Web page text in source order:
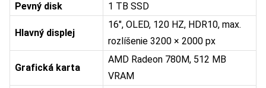
Pevný disk
1 TB SSD
Hlavný displej
16″, OLED, 120 HZ, HDR10, max.
rozlíšenie 3200 × 2000 px
Grafická karta
AMD Radeon 780M, 512 MB
VRAM